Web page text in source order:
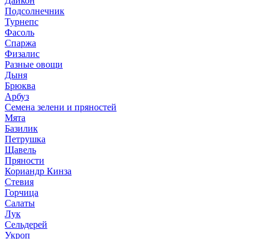
Подсолнечник
Турнепс
Фасоль
Спаржа
Физалис
Разные овощи
Дыня
Брюква
Арбуз
Семена зелени и пряностей
Мята
Базилик
Петрушка
Щавель
Пряности
Кориандр Кинза
Стевия
Горчица
Салаты
Лук
Сельдерей
Укроп